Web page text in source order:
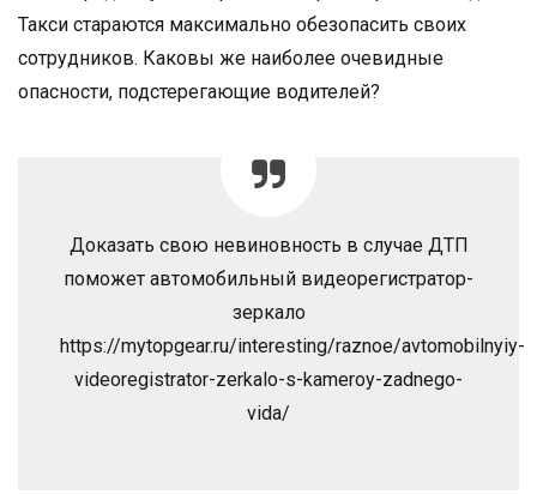
Такси стараются максимально обезопасить своих
сотрудников. Каковы же наиболее очевидные
опасности, подстерегающие водителей?
Доказать свою невиновность в случае ДТП
поможет автомобильный видеорегистратор-
зеркало
https://mytopgear.ru/interesting/raznoe/avtomobilnyiy-
videoregistrator-zerkalo-s-kameroy-zadnego-
vida/